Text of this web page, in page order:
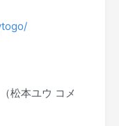
松本ユウ コメ